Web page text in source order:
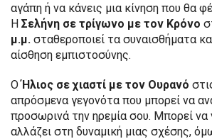
αγάπη ή να κάνεις μια κίνηση που θα
Η Σελήνη σε τρίγωνο με τον Κρόνο
μ.μ. σταθεροποιεί τα συναισθήματα
αίσθηση εμπιστοσύνης.
ΟΉλιος σε χιαστί με τον Ουρανό
απρόσμενα γεγονότα που μπορεί να
προσωρινά την ηρεμία σου. Μπορεί
αλλάζει στη δυναμική μιας σχέσης,